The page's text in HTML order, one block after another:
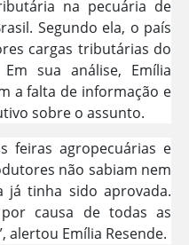
na pecuária de
Segundo ela, o país
cargas tributárias do
sua análise, Emília
a falta de informação e
sobre o assunto.
feiras agropecuárias e
não sabiam nem
tinha sido aprovada.
causa de todas as
alertou Emília Resende.